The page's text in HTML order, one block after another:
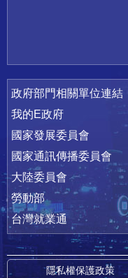
政府部門相關單位連結
我的E政府
國家發展委員會
國家通訊傳播委員會
大陸委員會
勞動部
台灣就業通
隱私權保護政策